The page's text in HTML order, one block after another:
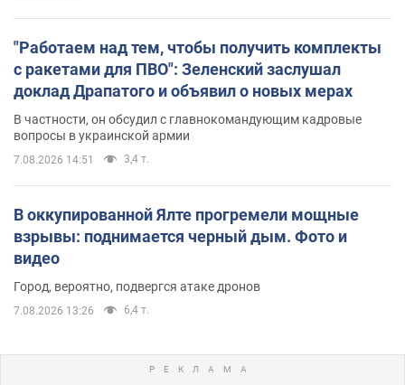
"Работаем над тем, чтобы получить комплекты
с ракетами для ПВО": Зеленский заслушал
доклад Драпатого и объявил о новых мерах
В частности, он обсудил с главнокомандующим кадровые
вопросы в украинской армии
7.08.2026 14:51 3,4 т.
В оккупированной Ялте прогремели мощные
взрывы: поднимается черный дым. Фото и
видео
Город, вероятно, подвергся атаке дронов
7.08.2026 13:26 6,4 т.